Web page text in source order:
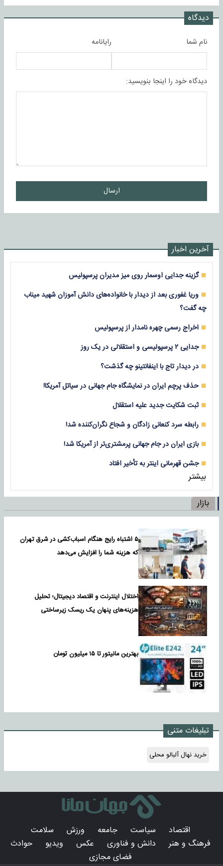
دیدگاه
نام شما رایانامه
دیدگاه خود را اینجا بنویسید:
ارسال
آخرین اخبار
گزینه جدایی اوسمار روی میز مدیران پرسپولیس
وریا غفوری بعد از دیدار با خانواده‌های دانش آموزان شهید میناب
چه گفت؟
اخراج رسمی چهره نامدار از پرسپولیس
جدایی ۲ پرسپولیسی و استقلالی در یک روز
در دیدار تاج با اینفانتینو چه گذشت؟
حذف پرچم ایران در نمایشگاه جام جهانی در سیاتل آمریکا!
ثبت شکایت جدید علیه استقلال
رابطه سرد کنعانی زادگان و شجاع نگران‌کننده شد!
بازی‌ ایران در جام جهانی پرمشتری‌تر از آمریکا شد!
جشن قهرمانی اینتر به تأخیر افتاد
بیشتر
بازار
۵ اشتباه رایج هنگام اسباب‌کشی در شرق تهران
که هزینه شما را افزایش می‌دهد
اختلال اینترنت و اقتصاد دیجیتال؛ تحلیل
هزینه‌های پنهان یک ریسک زیرساختی
بهترین مانیتور تا ۱۵ میلیون تومان
تبلیغات متنی
خرید نهال آلبالو محلی
اقتصاد سیاست جامعه ورزش
سلامت
فرهنگ و هنر
دانش و فناوری عکس ویدیو
حوادث
فضای مجازی